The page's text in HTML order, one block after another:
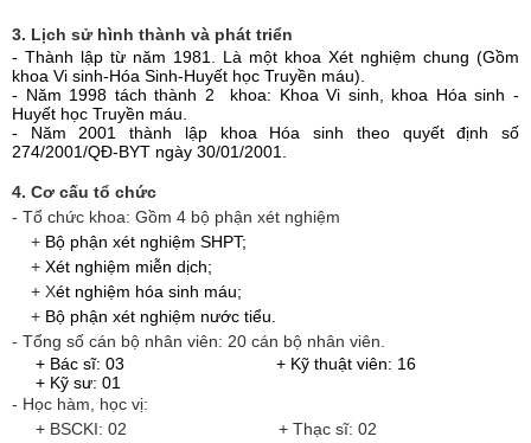
3. Lịch sử hình thành và phát triển
- Thành lập từ năm 1981. Là một khoa Xét nghiệm chung (Gồm
khoa Vi sinh-Hóa Sinh-Huyết học Truyền máu).
- Năm 1998 tách thành 2 khoa: Khoa Vi sinh, khoa Hóa sinh -
Huyết học Truyền máu.
- Năm 2001 thành lập khoa Hóa sinh theo quyết định số
274/2001/QĐ-BYT ngày 30/01/2001.
4. Cơ cấu tổ chức
- Tổ chức khoa: Gồm 4 bộ phận xét nghiệm
+ Bộ phận xét nghiệm SHPT;
+ Xét nghiệm miễn dịch;
+ Xét nghiệm hóa sinh máu;
+ Bộ phận xét nghiệm nước tiểu.
- Tổng số cán bộ nhân viên: 20 cán bộ nhân viên.
+ Bác sĩ: 03 + Kỹ thuật viên: 16
+ Kỹ sư: 01
- Học hàm, học vị:
+ BSCKI: 02 + Thạc sĩ: 02